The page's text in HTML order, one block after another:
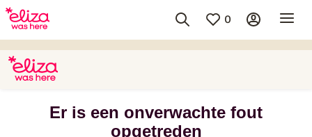
0
Er is een onverwachte fout
opgetreden